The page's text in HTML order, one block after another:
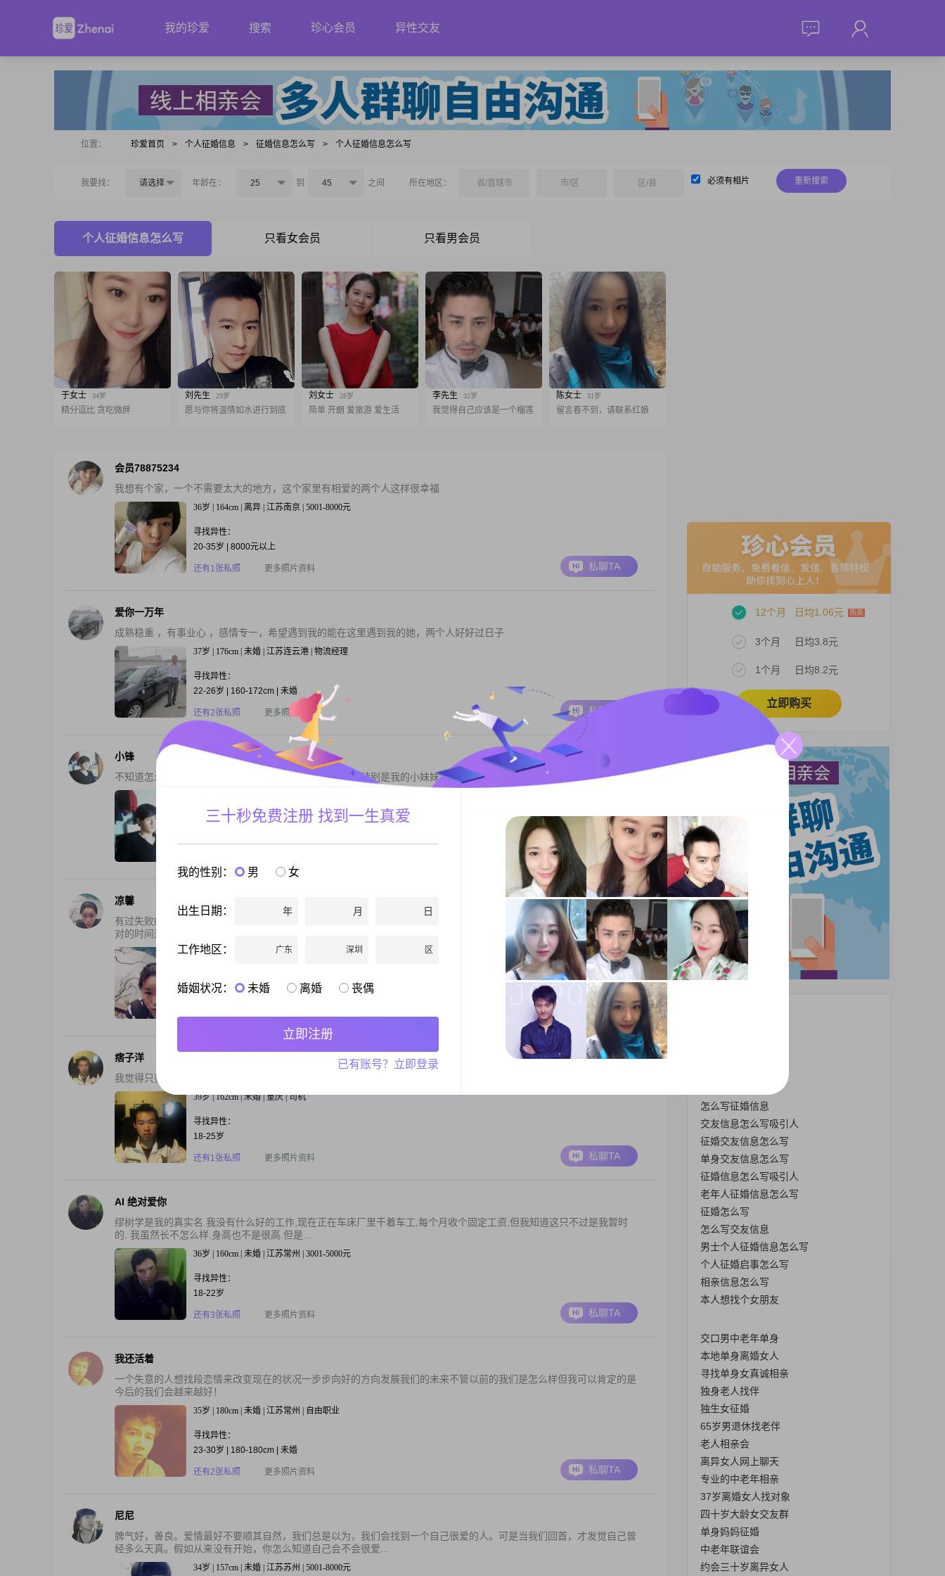
我的珍爱 搜索 珍心会员 异性交友
位置： 珍爱首页 > 个人征婚信息 > 征婚信息怎么写 > 个人征婚信息怎么写
我要找： 请选择 年龄在： 25 到 45 之间 所在地区： 省/直辖市 市/区 区/县 必须有相片 重新搜索
个人征婚信息怎么写 只看女会员 只看男会员
于女士 34岁
精分逗比 贪吃微胖
刘先生 29岁
愿与你将温情如水进行到底
刘女士 28岁
简单 开朗 爱旅游 爱生活
李先生 32岁
我觉得自己应该是一个榴莲
陈女士 31岁
留言看不到，请联系红娘
会员78875234
我想有个家，一个不需要太大的地方，这个家里有相爱的两个人这样很幸福
36岁 | 164cm | 离异 | 江苏南京 | 5001-8000元
寻找异性：
20-35岁 | 8000元以上
还有1张私照 更多照片资料 私聊TA
爱你一万年
成熟稳重 ，有事业心 ，感情专一，希望遇到我的能在这里遇到我的她，两个人好好过日子
37岁 | 176cm | 未婚 | 江苏连云港 | 物流经理
寻找异性：
22-26岁 | 160-172cm | 未婚
还有2张私照 更多照片资料 私聊TA
小锋
不知道怎么说自己。对于她吗只要对我的家人好就行了，特别是我的小妹妹。
寻找异性：
私聊TA
凉馨
有过失败的婚姻 所以对于下一段感情会谨慎会紧张更会彷徨。有时候很想有个人伴着。对于感情一直抱着真诚的态度。在
对的时间遇见对的人做对的事就能相知相恋相爱相守一辈子...
39岁 | 160cm | 离异 | 江苏无锡 | 文员
27-38岁 | 173-185cm | 5000元以上
私聊TA
痞子洋
我觉得只要2个人和得来就，好不需要太注重现实。不用介意彼此。
39岁 | 162cm | 未婚 | 重庆 | 司机
寻找异性：
18-25岁
还有1张私照 更多照片资料 私聊TA
AI 绝对爱你
缪树学是我的真实名.我没有什么好的工作,现在正在车床厂里干着车工,每个月收个固定工资,但我知道这只不过是我暂时
的. 我虽然长不怎么样.身高也不是很高.但是...
36岁 | 160cm | 未婚 | 江苏常州 | 3001-5000元
寻找异性：
18-22岁
还有3张私照 更多照片资料 私聊TA
我还活着
一个失意的人想找段恋情来改变现在的状况一步步向好的方向发展我们的未来不管以前的我们是怎么样但我可以肯定的是
今后的我们会越来越好！
35岁 | 180cm | 未婚 | 江苏常州 | 自由职业
寻找异性：
23-30岁 | 180-180cm | 未婚
还有2张私照 更多照片资料 私聊TA
尼尼
脾气好，善良。爱情最好不要顺其自然，我们总是以为，我们会找到一个自己很爱的人。可是当我们回首，才发觉自己曾
经多么天真。假如从来没有开始，你怎么知道自己会不会很爱...
34岁 | 157cm | 未婚 | 江苏苏州 | 5001-8000元
12个月 日均1.06元
3个月 日均3.8元
1个月 日均8.2元
立即购买
怎么写征婚信息
交友信息怎么写吸引人
征婚交友信息怎么写
单身交友信息怎么写
征婚信息怎么写吸引人
老年人征婚信息怎么写
征婚怎么写
怎么写交友信息
男士个人征婚信息怎么写
个人征婚启事怎么写
相亲信息怎么写
本人想找个女朋友
交口男中老年单身
本地单身离婚女人
寻找单身女真诚相亲
独身老人找伴
独生女征婚
65岁男退休找老伴
老人相亲会
离异女人网上聊天
专业的中老年相亲
37岁离婚女人找对象
四十岁大龄女交友群
单身妈妈征婚
中老年联谊会
约会三十岁离异女人
三十秒免费注册 找到一生真爱
我的性别： 男 女
出生日期： 年 月 日
工作地区： 广东 深圳 区
婚姻状况： 未婚 离婚 丧偶
立即注册
已有账号？立即登录